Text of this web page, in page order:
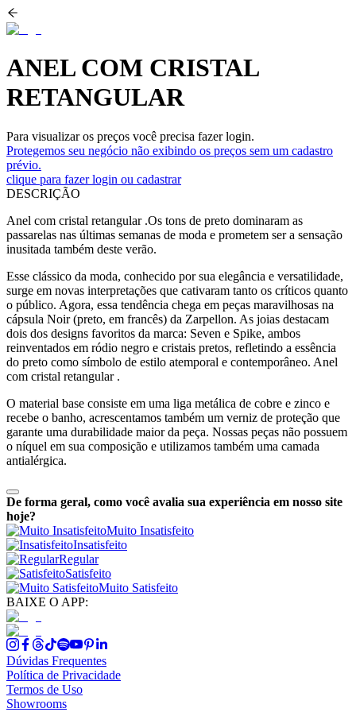
ANEL COM CRISTAL
RETANGULAR
Para visualizar os preços você precisa fazer login.
Protegemos seu negócio não exibindo os preços sem um cadastro
prévio.
clique para fazer login ou cadastrar
DESCRIÇÃO
Anel com cristal retangular .Os tons de preto dominaram as
passarelas nas últimas semanas de moda e prometem ser a sensação
inusitada também deste verão.
Esse clássico da moda, conhecido por sua elegância e versatilidade,
surge em novas interpretações que cativaram tanto os críticos quanto
o público. Agora, essa tendência chega em peças maravilhosas na
cápsula Noir (preto, em francês) da Zarpellon. As joias destacam
dois dos designs favoritos da marca: Seven e Spike, ambos
reinventados em ródio negro e cristais pretos, refletindo a essência
do preto como símbolo de estilo atemporal e contemporâneo. Anel
com cristal retangular .
O material base consiste em uma liga metálica de cobre e zinco e
recebe o banho, acrescentamos também um verniz de proteção que
garante uma durabilidade maior da peça. Nossas peças não possuem
o níquel em sua composição e utilizamos também uma camada
antialérgica.
De forma geral, como você avalia sua experiência em nosso site
hoje?
Muito Insatisfeito
Insatisfeito
Regular
Satisfeito
Muito Satisfeito
BAIXE O APP:
Dúvidas Frequentes
Política de Privacidade
Termos de Uso
Showrooms